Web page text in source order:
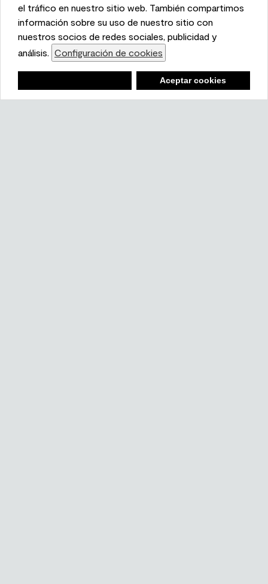
and to analyze performance and traffic on our website.
We also share information about your use of our site
with our social media, advertising, and analytics
partners. Cookie Settings
Accept Cookies
el tráfico en nuestro sitio web. También compartimos
información sobre su uso de nuestro sitio con
nuestros socios de redes sociales, publicidad y
análisis. Configuración de cookies
Aceptar cookies
Lista de compras